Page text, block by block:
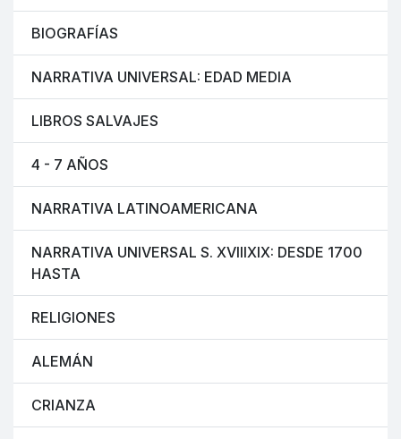
BIOGRAFÍAS
NARRATIVA UNIVERSAL: EDAD MEDIA
LIBROS SALVAJES
4 - 7 AÑOS
NARRATIVA LATINOAMERICANA
NARRATIVA UNIVERSAL S. XVIIIXIX: DESDE 1700
HASTA
RELIGIONES
ALEMÁN
CRIANZA